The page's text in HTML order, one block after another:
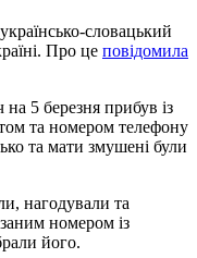
словацький
Про це повідомила
5 березня прибув із
та номером телефону
та мати змушені були
нагодували та
номером із
його.